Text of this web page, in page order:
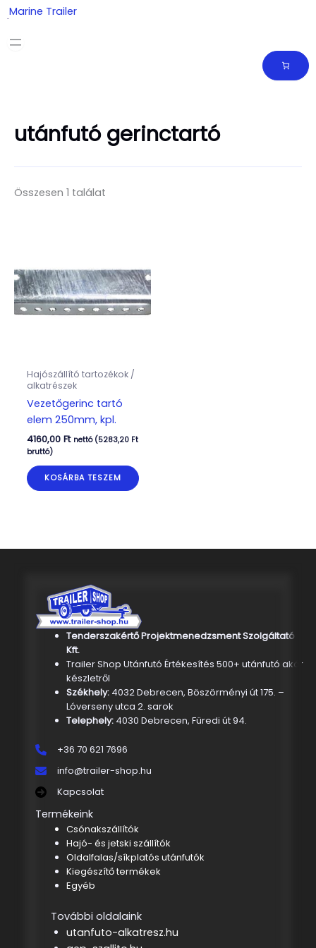
Skip
to
content
Marine Trailer
utánfutó gerinctartó
Összesen 1 találat
Hajószállító tartozékok /
alkatrészek
Vezetőgerinc tartó
elem 250mm, kpl.
4160,00 Ft nettó (5283,20 Ft
bruttó)
KOSÁRBA TESZEM
Tenderszakértő Projektmenedzsment Szolgáltató
Kft.
Trailer Shop Utánfutó Értékesítés 500+ utánfutó akár
készletről
Székhely: 4032 Debrecen, Böszörményi út 175. –
Lóverseny utca 2. sarok
Telephely:4030 Debrecen, Füredi út 94.
+36 70 621 7696
info@trailer-shop.hu
Kapcsolat
Termékeink
Csónakszállítók
Hajó- és jetski szállítók
Oldalfalas/síkplatós utánfutók
Kiegészítő termékek
Egyéb
További oldalaink
utanfuto-alkatresz.hu